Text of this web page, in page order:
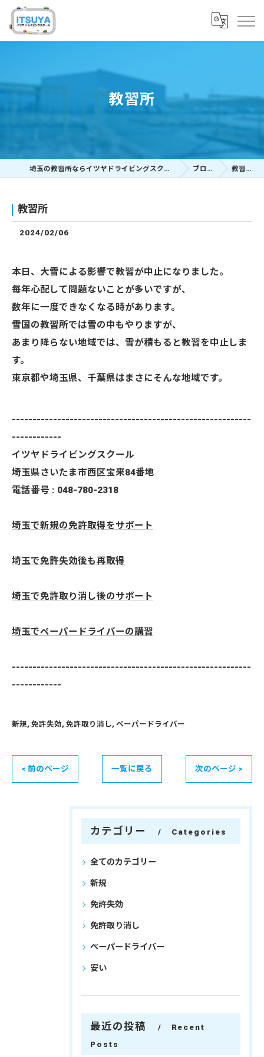
教習所
埼玉の教習所ならイツヤドライビングスクール ブログ 教習所
教習所
2024/02/06
本日、大雪による影響で教習が中止になりました。
毎年心配して問題ないことが多いですが、
数年に一度できなくなる時があります。
雪国の教習所では雪の中もやりますが、
あまり降らない地域では、雪が積もると教習を中止しま
す。
東京都や埼玉県、千葉県はまさにそんな地域です。
----------------------------------------------------------
------------
イツヤドライビングスクール
埼玉県さいたま市西区宝来84番地
電話番号 : 048-780-2318
埼玉で新規の免許取得をサポート
埼玉で免許失効後も再取得
埼玉で免許取り消し後のサポート
埼玉でペーパードライバーの講習
----------------------------------------------------------
------------
新規 免許失効 免許取り消し ペーパードライバー
< 前のページ 一覧に戻る 次のページ >
カテゴリー Categories
全てのカテゴリー
新規
免許失効
免許取り消し
ペーパードライバー
安い
最近の投稿
Recent
Posts